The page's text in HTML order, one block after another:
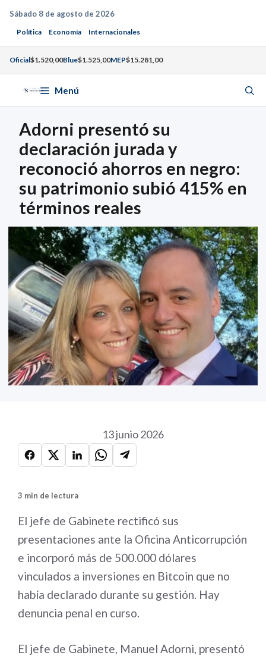
Saltar
contenido
Sábado 8 de agosto de 2026
Política Economía Internacionales
Oficial$1.520,00Blue$1.525,00MEP$15.281,00
Menú
Adorni presentó su
declaración jurada y
reconoció ahorros en negro:
su patrimonio subió 415% en
términos reales
13 junio 2026
3 min de lectura
El jefe de Gabinete rectificó sus
presentaciones ante la Oficina Anticorrupción
e incorporó más de 500.000 dólares
vinculados a inversiones en Bitcoin que no
había declarado durante su gestión. Hay
denuncia penal en curso.
El jefe de Gabinete, Manuel Adorni, presentó